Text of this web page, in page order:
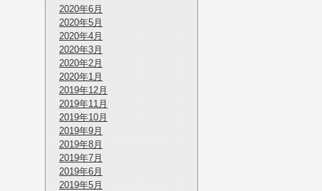
2020年6月
2020年5月
2020年4月
2020年3月
2020年2月
2020年1月
2019年12月
2019年11月
2019年10月
2019年9月
2019年8月
2019年7月
2019年6月
2019年5月